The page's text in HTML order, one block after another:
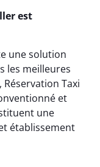
est
une solution
les meilleures
Réservation Taxi
et
une
établissement